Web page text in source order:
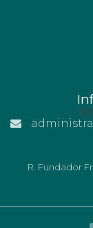
R. Fundador